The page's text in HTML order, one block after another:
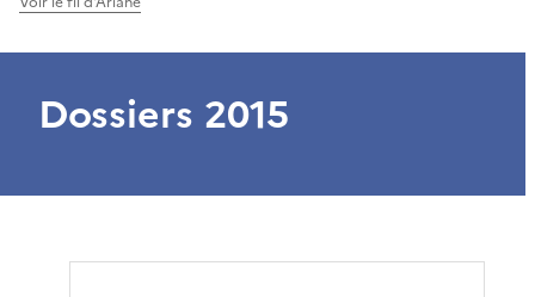
Dossiers 2015